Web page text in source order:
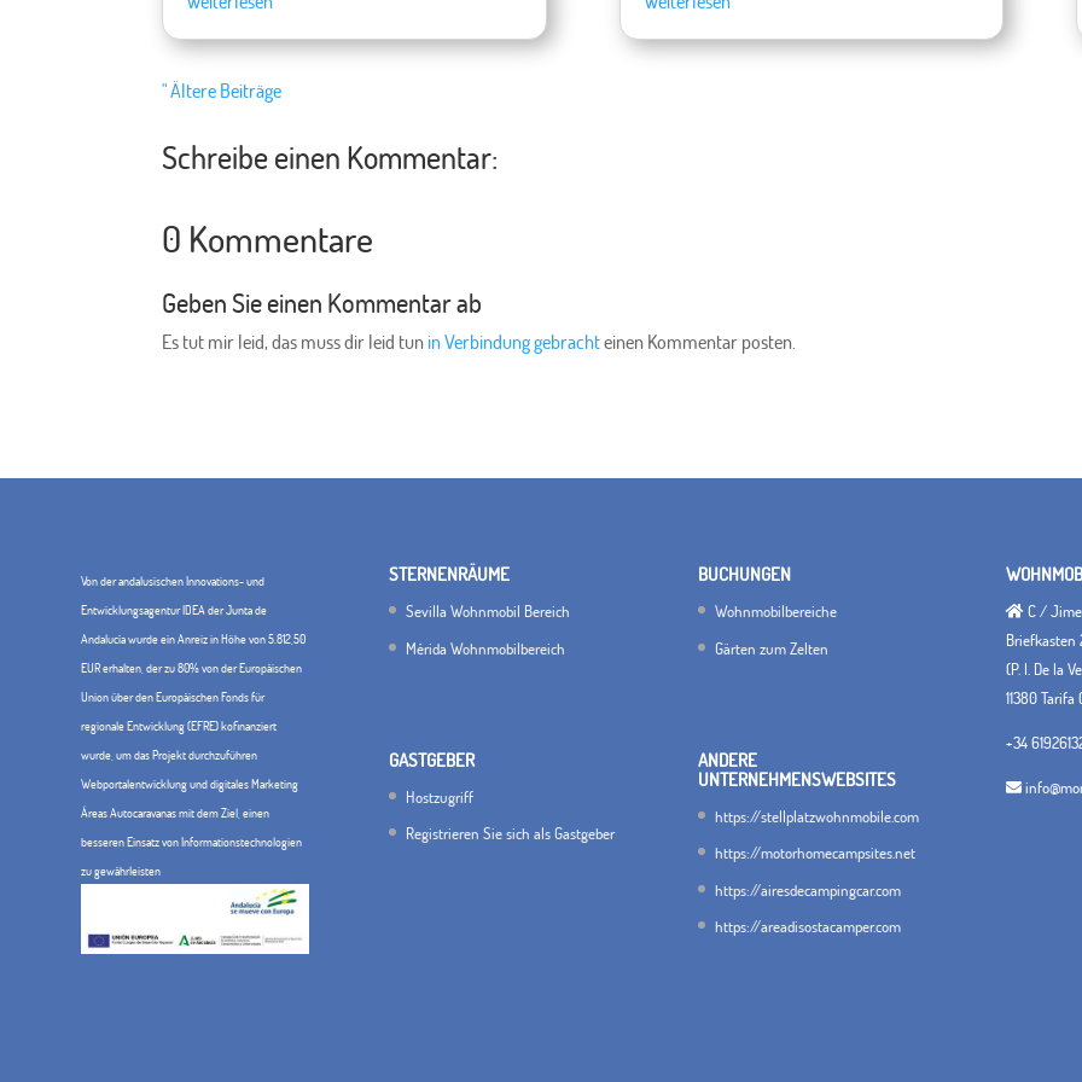
" Ältere Beiträge
Schreibe einen Kommentar:
0 Kommentare
Geben Sie einen Kommentar ab
Es tut mir leid, das muss dir leid tun in Verbindung gebrachteinen Kommentar posten.
Von der andalusischen Innovations- und
Entwicklungsagentur IDEA der Junta de
Andalucía wurde ein Anreiz in Höhe von 5.812,50
EUR erhalten, der zu 80% von der Europäischen
Union über den Europäischen Fonds für
regionale Entwicklung (EFRE) kofinanziert
wurde, um das Projekt durchzuführen
Webportalentwicklung und digitales Marketing
Áreas Autocaravanas mit dem Ziel, einen
besseren Einsatz von Informationstechnologien
zu gewährleisten
STERNENRÄUME
Sevilla Wohnmobil Bereich
Mérida Wohnmobilbereich
GASTGEBER
Hostzugriff
Registrieren Sie sich als Gastgeber
BUCHUNGEN
Wohnmobilbereiche
Gärten zum Zelten
ANDERE
UNTERNEHMENSWEBSITES
https://stellplatzwohnmobile.com
https://motorhomecampsites.net
https://airesdecampingcar.com
https://areadisostacamper.com
C /
Briefkasten
(P. I. De la
11380 Tarifa
+34